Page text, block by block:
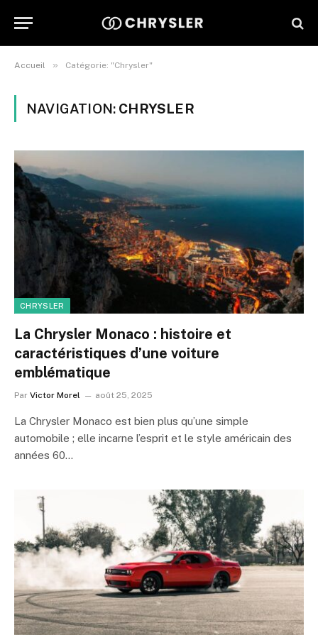
Accueil » Catégorie: "Chrysler"
NAVIGATION: CHRYSLER
CHRYSLER
La Chrysler Monaco : histoire et
caractéristiques d’une voiture
emblématique
Par Victor Morel août 25, 2025
La Chrysler Monaco est bien plus qu’une simple
automobile ; elle incarne l’esprit et le style américain des
années 60…